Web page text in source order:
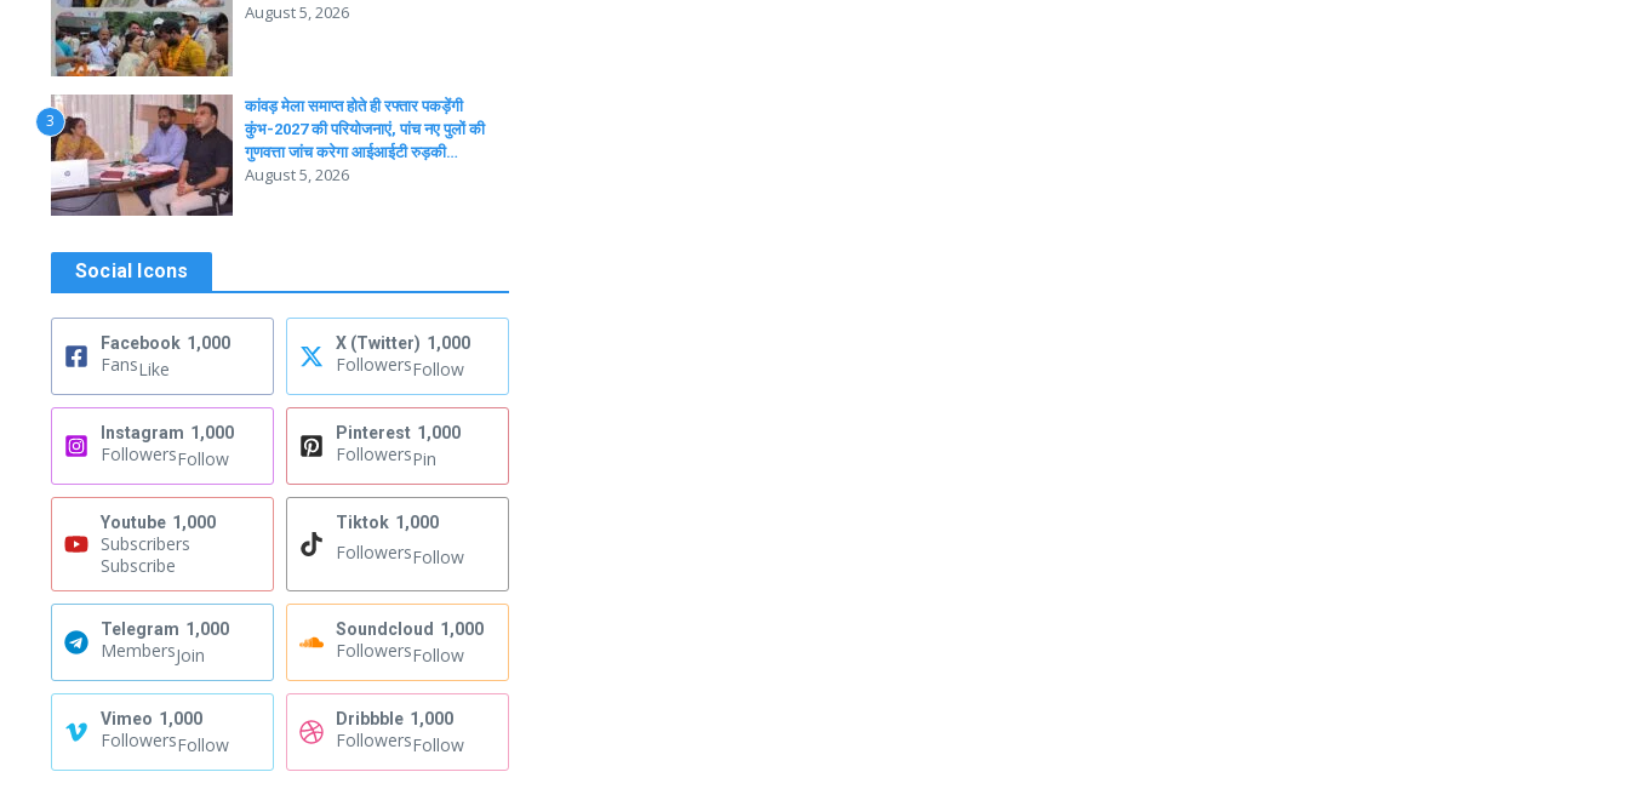
August 5, 2026
3
कांवड़ मेला समाप्त होते ही रफ्तार पकड़ेंगी
कुंभ-2027 की परियोजनाएं, पांच नए पुलों की
गुणवत्ता जांच करेगा आईआईटी रुड़की…
August 5, 2026
Social Icons
Facebook 1,000
FansLike
X (Twitter) 1,000
FollowersFollow
Instagram 1,000
FollowersFollow
Pinterest 1,000
FollowersPin
Youtube 1,000
Subscribers
Subscribe
Tiktok 1,000
FollowersFollow
Telegram 1,000
MembersJoin
Soundcloud 1,000
FollowersFollow
Vimeo 1,000
FollowersFollow
Dribbble 1,000
FollowersFollow